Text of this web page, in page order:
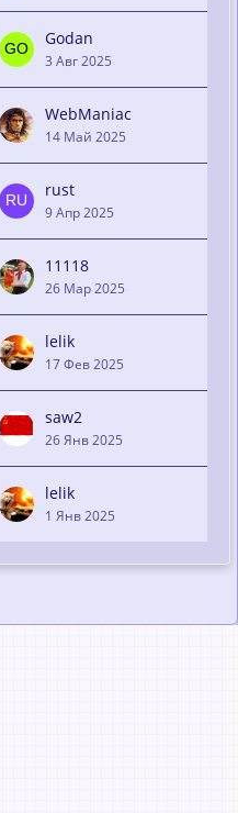
Godan
3 Авг 2025
WebManiac
14 Май 2025
rust
9 Апр 2025
11118
26 Мар 2025
lelik
17 Фев 2025
saw2
26 Янв 2025
lelik
1 Янв 2025